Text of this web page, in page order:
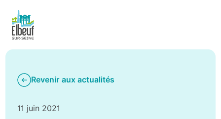
Revenir aux actualités
11 juin 2021